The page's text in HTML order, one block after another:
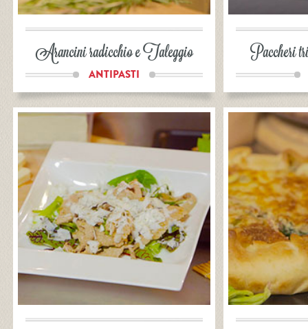
Arancini radicchio e Taleggio
ANTIPASTI
Paccheri